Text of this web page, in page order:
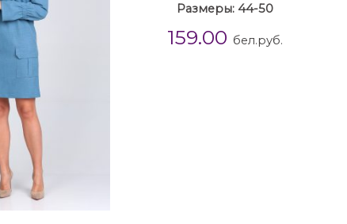
Размеры: 44-50
159.00 бел.руб.